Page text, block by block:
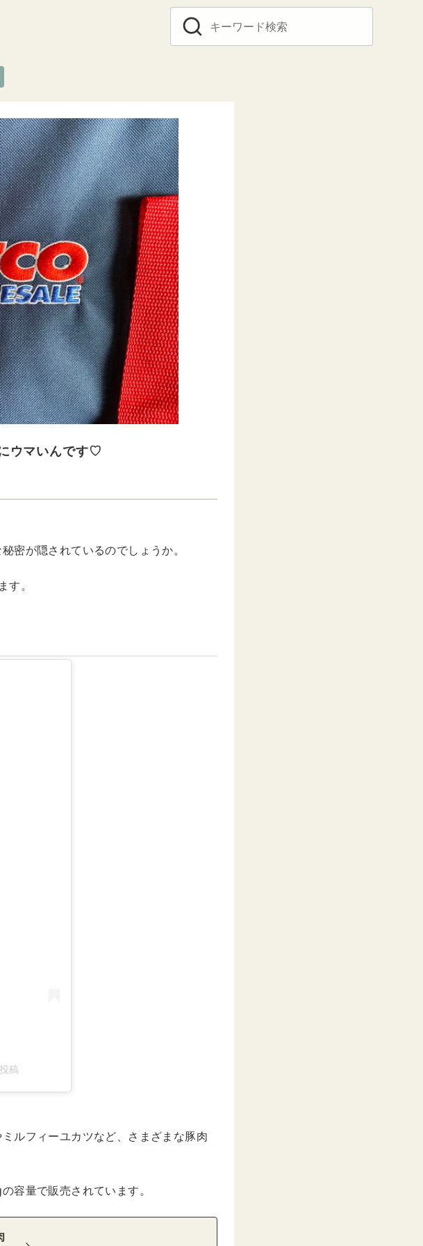
ウマいんです♡
密が隠されているのでしょうか。
。
稿
ルフィーユカツなど、さまざまな豚肉
容量で販売されています。